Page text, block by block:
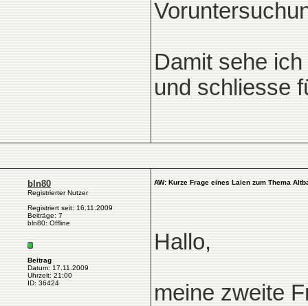
Damit sehe
und schliesse
bln80
Registrierter Nutzer
Registriert seit: 16.11.2009
Beiträge: 7
bln80: Offline
Beitrag
Datum: 17.11.2009
Uhrzeit: 21:00
ID: 36424
AW: Kurze Frage eines Laien zum Thema
Hallo,
meine zweite